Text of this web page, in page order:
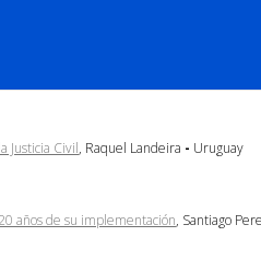
Justicia Civil, Raquel Landeira - Uruguay
años de su implementación, Santiago